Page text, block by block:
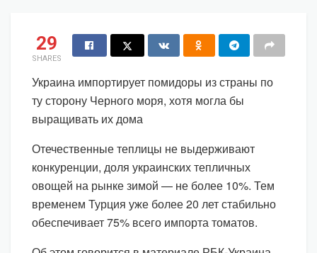
29
SHARES
Украина импортирует помидоры из страны по
ту сторону Черного моря, хотя могла бы
выращивать их дома
Отечественные теплицы не выдерживают
конкуренции, доля украинских тепличных
овощей на рынке зимой — не более 10%. Тем
временем Турция уже более 20 лет стабильно
обеспечивает 75% всего импорта томатов.